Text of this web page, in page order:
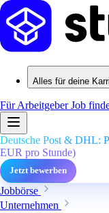
Alles für deine
Für ArbeitgeberJob
Deutsche Post & DHL:
EUR pro Stunde)
Jetzt bewerben
Jobbörse
Unternehmen